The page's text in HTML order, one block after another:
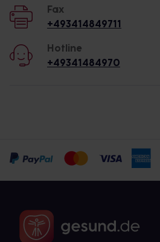
Fax
+493414849711
Hotline
+49341484970